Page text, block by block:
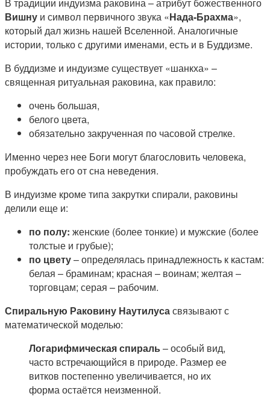
Вишну и символ первичного звука «Нада-Брахма»,
который дал жизнь нашей Вселенной. Аналогичные
истории, только с другими именами, есть и в Буддизме.
В буддизме и индуизме существует «шанкха» –
священная ритуальная раковина, как правило:
очень большая,
белого цвета,
обязательно закрученная по часовой стрелке.
Именно через нее Боги могут благословить человека,
пробуждать его от сна неведения.
В индуизме кроме типа закрутки спирали, раковины
делили еще и:
по полу: женские (более тонкие) и мужские (более
толстые и грубые);
по цвету– определялась принадлежность к кастам:
белая – браминам; красная – воинам; желтая –
торговцам; серая – рабочим.
Спиральную Раковину Наутилусасвязывают с
математической моделью:
Логарифмическая спираль– особый вид,
часто встречающийся в природе. Размер ее
витков постепенно увеличивается, но их
форма остаётся неизменной.